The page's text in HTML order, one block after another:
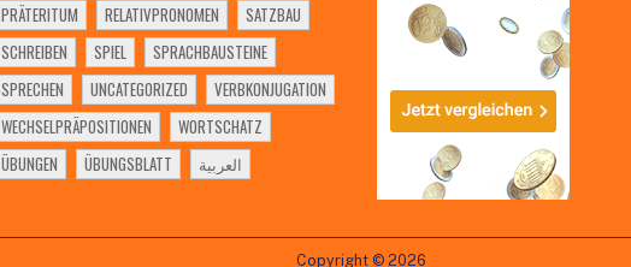
PRÄTERITUM
RELATIVPRONOMEN
SATZBAU
SCHREIBEN
SPIEL
SPRACHBAUSTEINE
SPRECHEN
UNCATEGORIZED
VERBKONJUGATION
WECHSELPRÄPOSITIONEN
WORTSCHATZ
ÜBUNGEN
ÜBUNGSBLATT العربية
Copyright © 2026